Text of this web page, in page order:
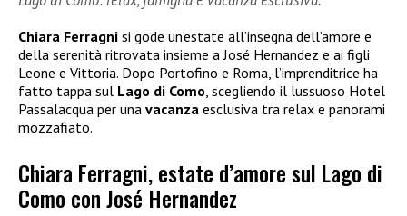
Chiara Ferragni si gode un’estate all’insegna dell’amore e
della serenità ritrovata insieme a José Hernandez e ai figli
Leone e Vittoria. Dopo Portofino e Roma, l’imprenditrice ha
fatto tappa sul Lago di Como , scegliendo il lussuoso Hotel
Passalacqua per una vacanza esclusiva tra relax e panorami
mozzafiato.
Chiara Ferragni, estate d’amore sul Lago di
Como con José Hernandez